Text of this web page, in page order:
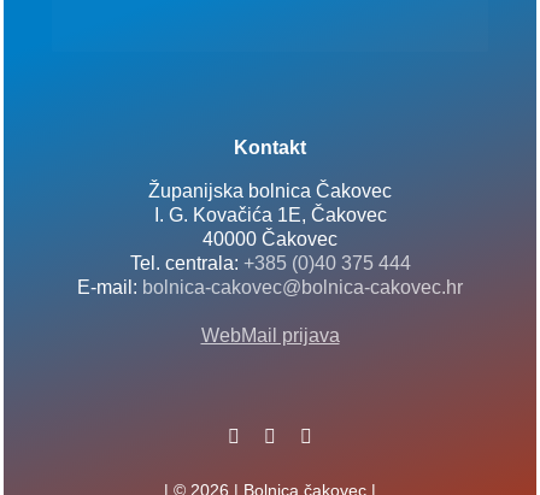
Kontakt
Županijska bolnica Čakovec
I. G. Kovačića 1E, Čakovec
40000 Čakovec
Tel. centrala: +385 (0)40 375 444
E-mail: bolnica-cakovec@bolnica-cakovec.hr
WebMail prijava
| © 2026 | Bolnica čakovec |